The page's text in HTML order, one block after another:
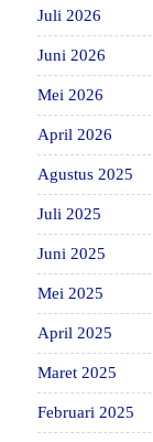
Juli 2026
Juni 2026
Mei 2026
April 2026
Agustus 2025
Juli 2025
Juni 2025
Mei 2025
April 2025
Maret 2025
Februari 2025